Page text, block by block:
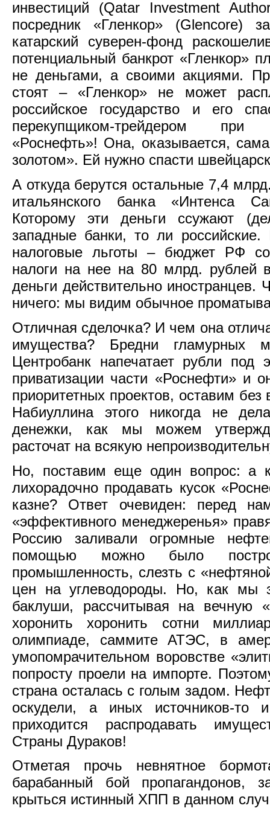
инвестиций (Qatar Investment
посредник «Гленкор»
катарский суверен-фонд
потенциальный банкрот «Гленкор»
не деньгами, а своими акциями.
стоят – «Гленкор» не может
российское государство и его
перекупщиком-трейдером
«Роснефть»! Она, оказывается,
золотом». Ей нужно спасти
А откуда берутся остальные 7,4
итальянского банка «Интенса
Которому эти деньги ссужают
западные банки, то ли
налоговые льготы – бюджет РФ
налоги на нее на 80 млрд. рублей
деньги действительно иностранцев.
ничего: мы видим обычное
Отличная сделочка? И чем она
имущества? Бредни гламурных
Центробанк напечатает рубли под
приватизации части «Роснефти» и
приоритетных проектов, оставим
Набиуллина этого никогда не
денежки, как мы можем
расточат на всякую
Но, поставим еще один вопрос: а
лихорадочно продавать кусок
казне? Ответ очевиден: перед
«эффективного менеджеренья»
Россию заливали огромные
помощью можно было
промышленность, слезть с
цен на углеводороды. Но, как
баклуши, рассчитывая на вечную
хоронить хоронить сотни
олимпиаде, саммите АТЭС, в
умопомрачительном воровстве
попросту проели на импорте.
страна осталась с голым задом.
оскудели, а иных источников-то
приходится распродавать
Страны Дураков!
Отметая прочь невнятное
барабанный бой
крыться истинный ХПП в данном